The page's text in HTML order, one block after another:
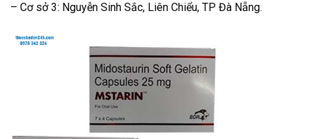
– Cơ sở 3: Nguyễn Sinh Sắc, Liên Chiểu, TP Đà Nẵng.